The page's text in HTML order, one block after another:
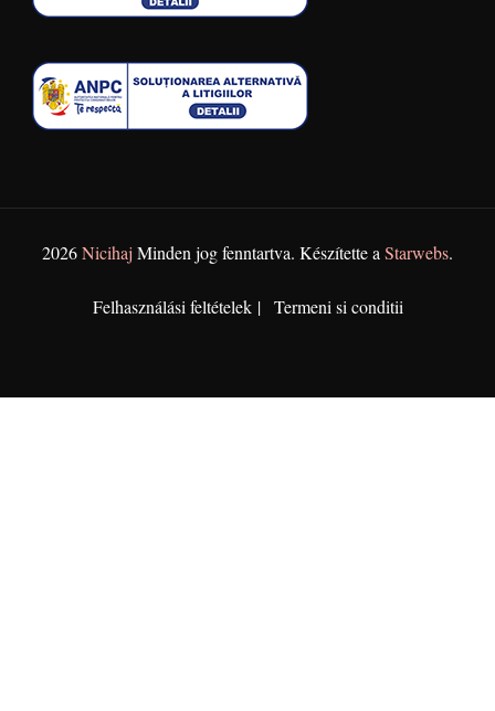
2026Nicihaj Minden jog fenntartva. Készítette a Starwebs.
Felhasználási feltételek Termeni si conditii